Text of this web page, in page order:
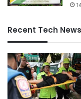
Recent Tech News